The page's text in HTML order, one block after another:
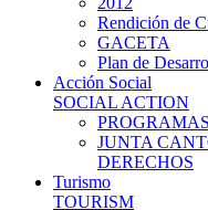
Rendición de
GACETA
Plan de
Acción Social
SOCIAL ACTION
PROGRAMAS
JUNTA
DERECHOS
Turismo
TOURISM